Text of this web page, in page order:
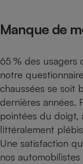
Manque de
65 % des usagers
notre
chaussées se soit
dernières années.
pointées du doigt,
littéralement
Une satisfaction
nos